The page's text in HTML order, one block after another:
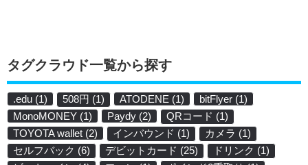
タグクラウド一覧から探す
.edu (1) 508円 (1) ATODENE (1) bitFlyer (1)
MonoMONEY (1) Paydy (2) QRコード (1)
TOYOTA wallet (2) インバウンド (1) カメラ (1)
セルフバック (6) デビットカード (25) ドリンク (1)